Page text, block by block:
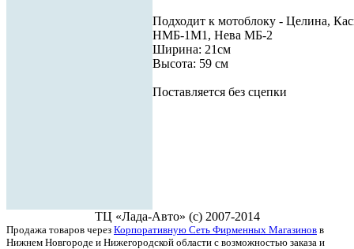
Подходит к мотоблоку - Целина,
НМБ-1М1, Нева МБ-2
Ширина: 21см
Высота: 59 см
Поставляется без сцепки
ТЦ «Лада-Авто» (с) 2007-2014
Продажа товаров через Корпоративную Сеть Фирменных Магазинов в
Нижнем Новгороде и Нижегородской области с возможностью заказа и